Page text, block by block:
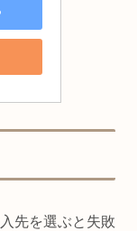
先を選ぶと失敗